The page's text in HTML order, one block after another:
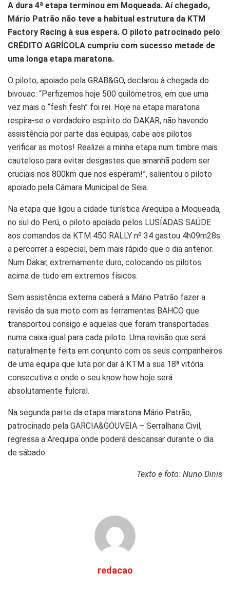
A dura 4ª etapa terminou em Moqueada. Aí chegado,
Mário Patrão não teve a habitual estrutura da KTM
Factory Racing à sua espera. O piloto patrocinado pelo
CRÉDITO AGRÍCOLA cumpriu com sucesso metade de
uma longa etapa maratona.
O piloto, apoiado pela GRAB&GO, declarou à chegada do
bivouac: “Perfizemos hoje 500 quilómetros, em que uma
vez mais o “fesh fesh” foi rei. Hoje na etapa maratona
respira-se o verdadeiro espírito do DAKAR, não havendo
assistência por parte das equipas, cabe aos pilotos
verificar as motos! Realizei a minha etapa num timbre mais
cauteloso para evitar desgastes que amanhã podem ser
cruciais nos 800km que nos esperam!”, salientou o piloto
apoiado pela Câmara Municipal de Seia.
Na etapa que ligou a cidade turística Arequipa a Moqueada,
no sul do Perú, o piloto apoiado pelos LUSÍADAS SAÚDE
aos comandos da KTM 450 RALLY nº 34 gastou 4h09m28s
a percorrer a especial, bem mais rápido que o dia anterior.
Num Dakar, extremamente duro, colocando os pilotos
acima de tudo em extremos físicos.
Sem assistência externa caberá a Mário Patrão fazer a
revisão da sua moto com as ferramentas BAHCO que
transportou consigo e aquelas que foram transportadas
numa caixa igual para cada piloto. Uma revisão que será
naturalmente feita em conjunto com os seus companheiros
de uma equipa que luta por dar à KTM a sua 18ª vitória
consecutiva e onde o seu know how hoje será
absolutamente fulcral.
Na segunda parte da etapa maratona Mário Patrão,
patrocinado pela GARCIA&GOUVEIA – Serralharia Civil,
regressa a Arequipa onde poderá descansar durante o dia
de sábado.
Texto e foto: Nuno Dinis
redacao